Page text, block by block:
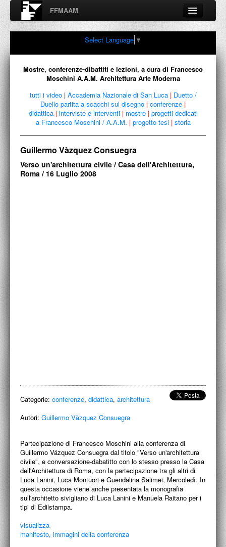
FFMAAM
Fondo Francesco Moschini
A.A.M. Architettura Arte Moderna
Percorsi, nodi, sconfinamenti e contaminazioni tra Arte,
FFMAAM
PUBBLICAZIONI
CONFERENZE
DUETTI / DUELLI
LABORATORI DI PROGETTAZIONE
PROGETTI CULTURALI
PROGETTO T.E.S.I.
Select Language ▼
Mostre, conferenze-dibattiti e lezioni, a cura di Francesco
Moschini A.A.M. Architettura Arte Moderna
tutti i video | Accademia Nazionale di San Luca | Duetto /
Duello partita a scacchi sul disegno | conferenze |
didattica | interviste e interventi | mostre | progetti dedicati
a Francesco Moschini / A.A.M. | progetto tesi | storia
Guillermo Vàzquez Consuegra
Verso un'architettura civile / Casa dell'Architettura,
Roma / 16 Luglio 2008
Categorie: conferenze, didattica, architettura
Autori: Guillermo Vàzquez Consuegra
Partecipazione di Francesco Moschini alla conferenza di
Guillermo Vázquez Consuegra dal titolo "Verso un'architettura
civile", e conversazione-dabatitto con lo stesso presso la Casa
dell'Architettura di Roma, con la partecipazione tra gli altri di
Luca Lanini, Luca Montuori e Guendalina Salimei, Mercoledì. In
questa occasione viene anche presentata la monografia
sull'architetto sivigliano di Luca Lanini e Manuela Raitano per i
tipi di Edilstampa.
visualizza
manifesto, immagini della conferenza